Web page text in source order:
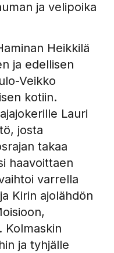
ja velipoika
Heikkilä
ja edellisen
Veikko
kotiin.
Lauri
josta
takaa
haavoittaen
varrella
Kirin ajolähdön
Kolmaskin
ja tyhjälle